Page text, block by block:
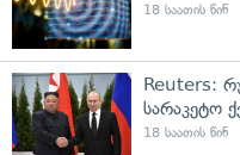
18 საათის წინ
Reuters:
სარაკეტო
18 საათის წინ